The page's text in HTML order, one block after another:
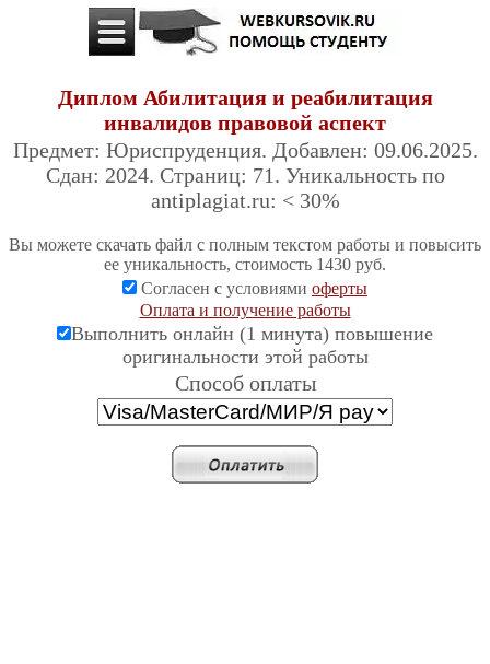
Диплом Абилитация и реабилитация
инвалидов правовой аспект
Предмет: Юриспруденция. Добавлен: 09.06.2025.
Сдан: 2024. Страниц: 71. Уникальность по
antiplagiat.ru: < 30%
Вы можете скачать файл с полным текстом работы и повысить
ее уникальность, стоимость 1430 руб.
Согласен с условиями оферты
Оплата и получение работы
Выполнить онлайн (1 минута) повышение
оригинальности этой работы
Cпособ оплаты